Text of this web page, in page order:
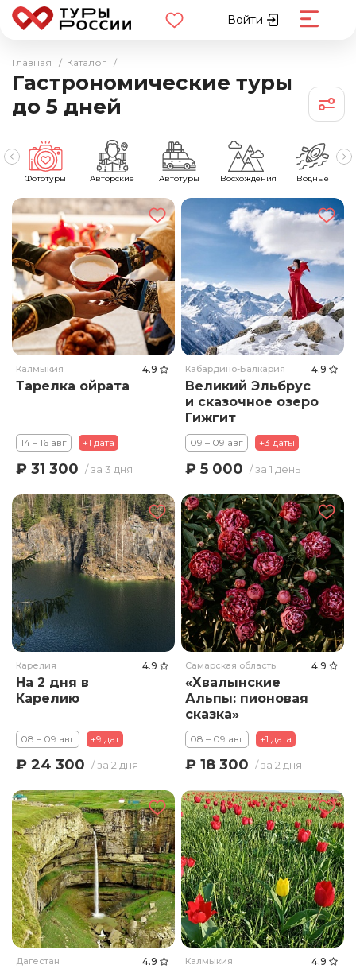
Войти
Главная / Каталог /
Гастрономические туры
до 5 дней
Фототуры Авторские Автотуры Восхождения Водные
Калмыкия 4.9
Тарелка ойрата
14 – 16 авг +1 дата
₽ 31 300 / за 3 дня
Кабардино-Балкария 4.9
Великий Эльбрус
и сказочное озеро
Гижгит
09 – 09 авг +3 даты
₽ 5 000 / за 1 день
Карелия 4.9
На 2 дня в
Карелию
08 – 09 авг +9 дат
₽ 24 300 / за 2 дня
Самарская область 4.9
«Хвалынские
Альпы: пионовая
сказка»
08 – 09 авг +1 дата
₽ 18 300 / за 2 дня
Дагестан 4.9 Калмыкия 4.9